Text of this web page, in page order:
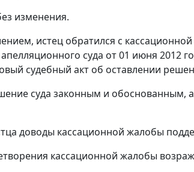
изменения.
истец обратился с
суда от 01 июня 2012
судебный акт об оставлении
суда законным и обоснованным,
доводы кассационной жалобы
кассационной жалобы